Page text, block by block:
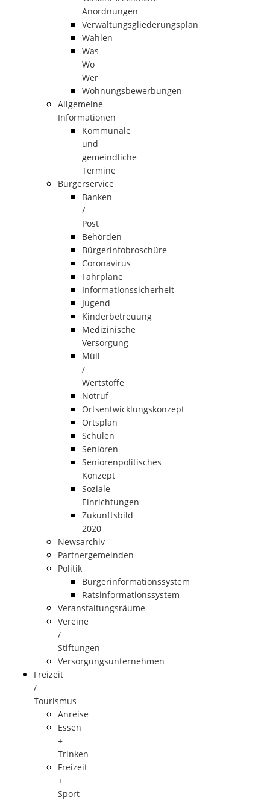
Anordnungen
Verwaltungsgliederungsplan
Wahlen
Was
Wo
Wer
Wohnungsbewerbungen
Allgemeine
Informationen
Kommunale
und
gemeindliche
Termine
Bürgerservice
Banken
/
Post
Behörden
Bürgerinfobroschüre
Coronavirus
Fahrpläne
Informationssicherheit
Jugend
Kinderbetreuung
Medizinische
Versorgung
Müll
/
Wertstoffe
Notruf
Ortsentwicklungskonzept
Ortsplan
Schulen
Senioren
Seniorenpolitisches
Konzept
Soziale
Einrichtungen
Zukunftsbild
2020
Newsarchiv
Partnergemeinden
Politik
Bürgerinformationssystem
Ratsinformationssystem
Veranstaltungsräume
Vereine
/
Stiftungen
Versorgungsunternehmen
Freizeit
/
Tourismus
Anreise
Essen
+
Trinken
Freizeit
+
Sport